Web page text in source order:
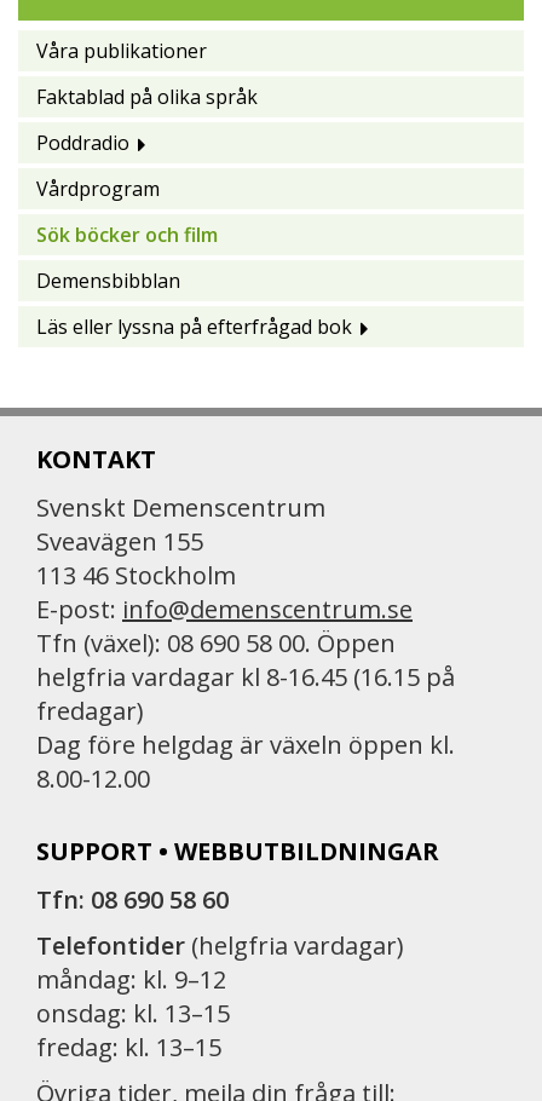
Våra publikationer
Faktablad på olika språk
Poddradio
Vårdprogram
Sök böcker och film
Demensbibblan
Läs eller lyssna på efterfrågad bok
KONTAKT
Svenskt Demenscentrum
Sveavägen 155
113 46 Stockholm
E-post: info@demenscentrum.se
Tfn (växel): 08 690 58 00. Öppen
helgfria vardagar kl 8-16.45 (16.15 på
fredagar)
Dag före helgdag är växeln öppen kl.
8.00-12.00
SUPPORT • WEBBUTBILDNINGAR
Tfn: 08 690 58 60
Telefontider (helgfria vardagar)
måndag: kl. 9–12
onsdag: kl. 13–15
fredag: kl. 13–15
Övriga tider, mejla din fråga till: